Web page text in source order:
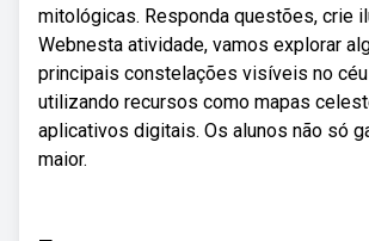
mitológicas. Responda questões, crie
Webnesta atividade, vamos explorar
principais constelações visíveis no céu
utilizando recursos como mapas
aplicativos digitais. Os alunos não só
maior.